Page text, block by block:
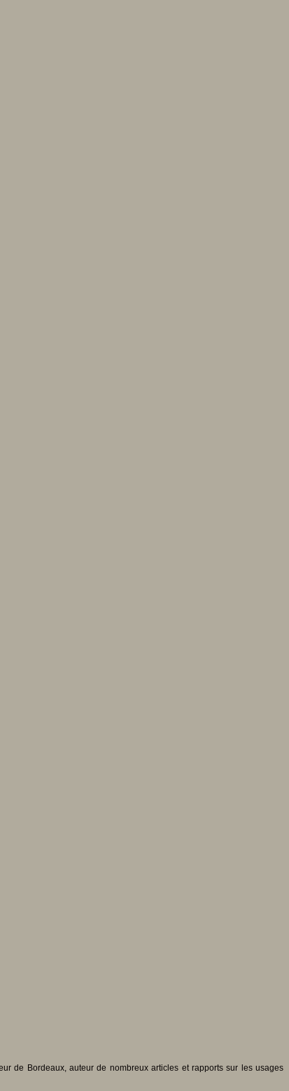
de Bordeaux, auteur de nombreux articles et rapports sur les usages